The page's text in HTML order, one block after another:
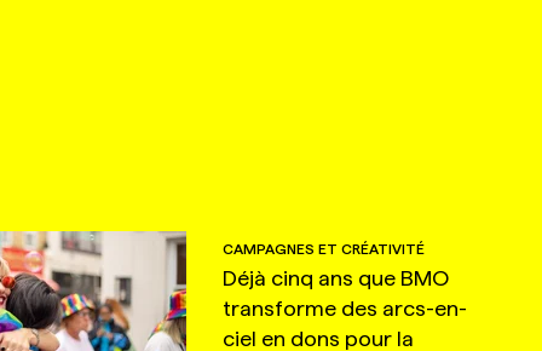
CAMPAGNES ET CRÉATIVITÉ
Déjà cinq ans que BMO
transforme des arcs-en-
ciel en dons pour la